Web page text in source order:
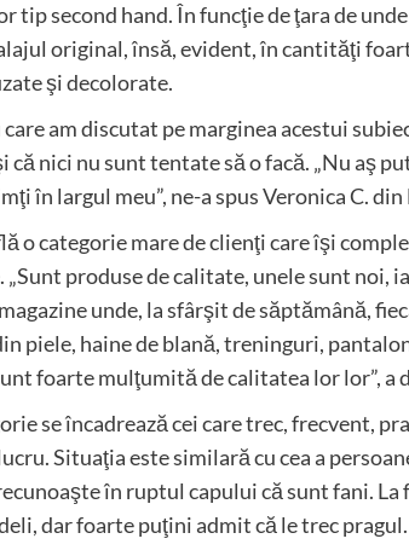
tip second hand. În funcţie de ţara de
original, însă, evident, în cantităţi
şi decolorate.
am discutat pe marginea acestui
că nici nu sunt tentate să o facă. „Nu aş
în largul meu”, ne-a spus Veronica C.
o categorie mare de clienţi care îşi
„Sunt produse de calitate, unele sunt noi,
unde, la sfârşit de săptămână,
piele, haine de blană, treninguri,
foarte mulţumită de calitatea lor lor”,
se încadrează cei care trec, frecvent,
Situaţia este similară cu cea a
în ruptul capului că sunt fani. La
dar foarte puţini admit că le trec pragul.